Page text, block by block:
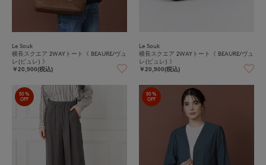
Le Souk
横長スクエア 2WAYトート《 BEAURE/ヴュ
レ(ビュレ) 》
￥20,900(税込)
Le Souk
横長スクエア 2WAYトート《 BEAURE/ヴュ
レ(ビュレ) 》
￥20,900(税込)
50%
OFF
50%
OFF